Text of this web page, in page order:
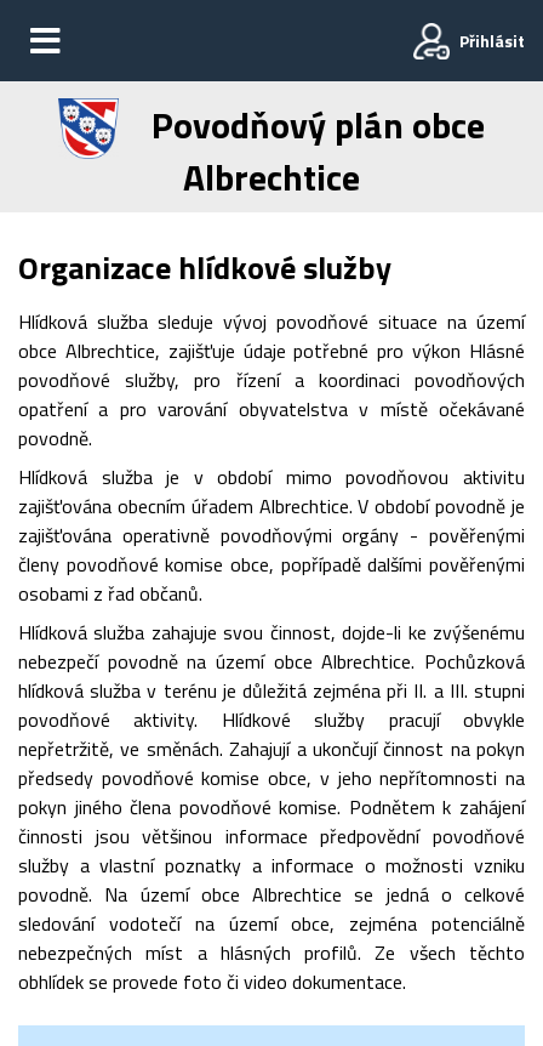
Přihlásit
Povodňový plán obce
Albrechtice
Organizace hlídkové služby
Hlídková služba sleduje vývoj povodňové situace na území
obce Albrechtice, zajišťuje údaje potřebné pro výkon Hlásné
povodňové služby, pro řízení a koordinaci povodňových
opatření a pro varování obyvatelstva v místě očekávané
povodně.
Hlídková služba je v období mimo povodňovou aktivitu
zajišťována obecním úřadem Albrechtice. V období povodně je
zajišťována operativně povodňovými orgány - pověřenými
členy povodňové komise obce, popřípadě dalšími pověřenými
osobami z řad občanů.
Hlídková služba zahajuje svou činnost, dojde-li ke zvýšenému
nebezpečí povodně na území obce Albrechtice. Pochůzková
hlídková služba v terénu je důležitá zejména při II. a III. stupni
povodňové aktivity. Hlídkové služby pracují obvykle
nepřetržitě, ve směnách. Zahajují a ukončují činnost na pokyn
předsedy povodňové komise obce, v jeho nepřítomnosti na
pokyn jiného člena povodňové komise. Podnětem k zahájení
činnosti jsou většinou informace předpovědní povodňové
služby a vlastní poznatky a informace o možnosti vzniku
povodně. Na území obce Albrechtice se jedná o celkové
sledování vodotečí na území obce, zejména potenciálně
nebezpečných míst a hlásných profilů. Ze všech těchto
obhlídek se provede foto či video dokumentace.